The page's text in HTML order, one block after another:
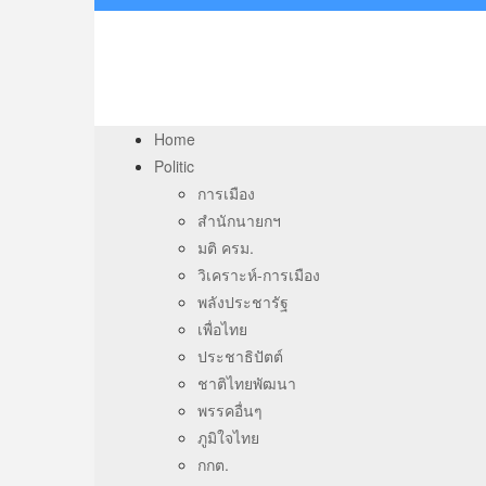
Home
Politic
การเมือง
สำนักนายกฯ
มติ ครม.
วิเคราะห์-การเมือง
พลังประชารัฐ
เพื่อไทย
ประชาธิปัตต์
ชาติไทยพัฒนา
พรรคอื่นๆ
ภูมิใจไทย
กกต.